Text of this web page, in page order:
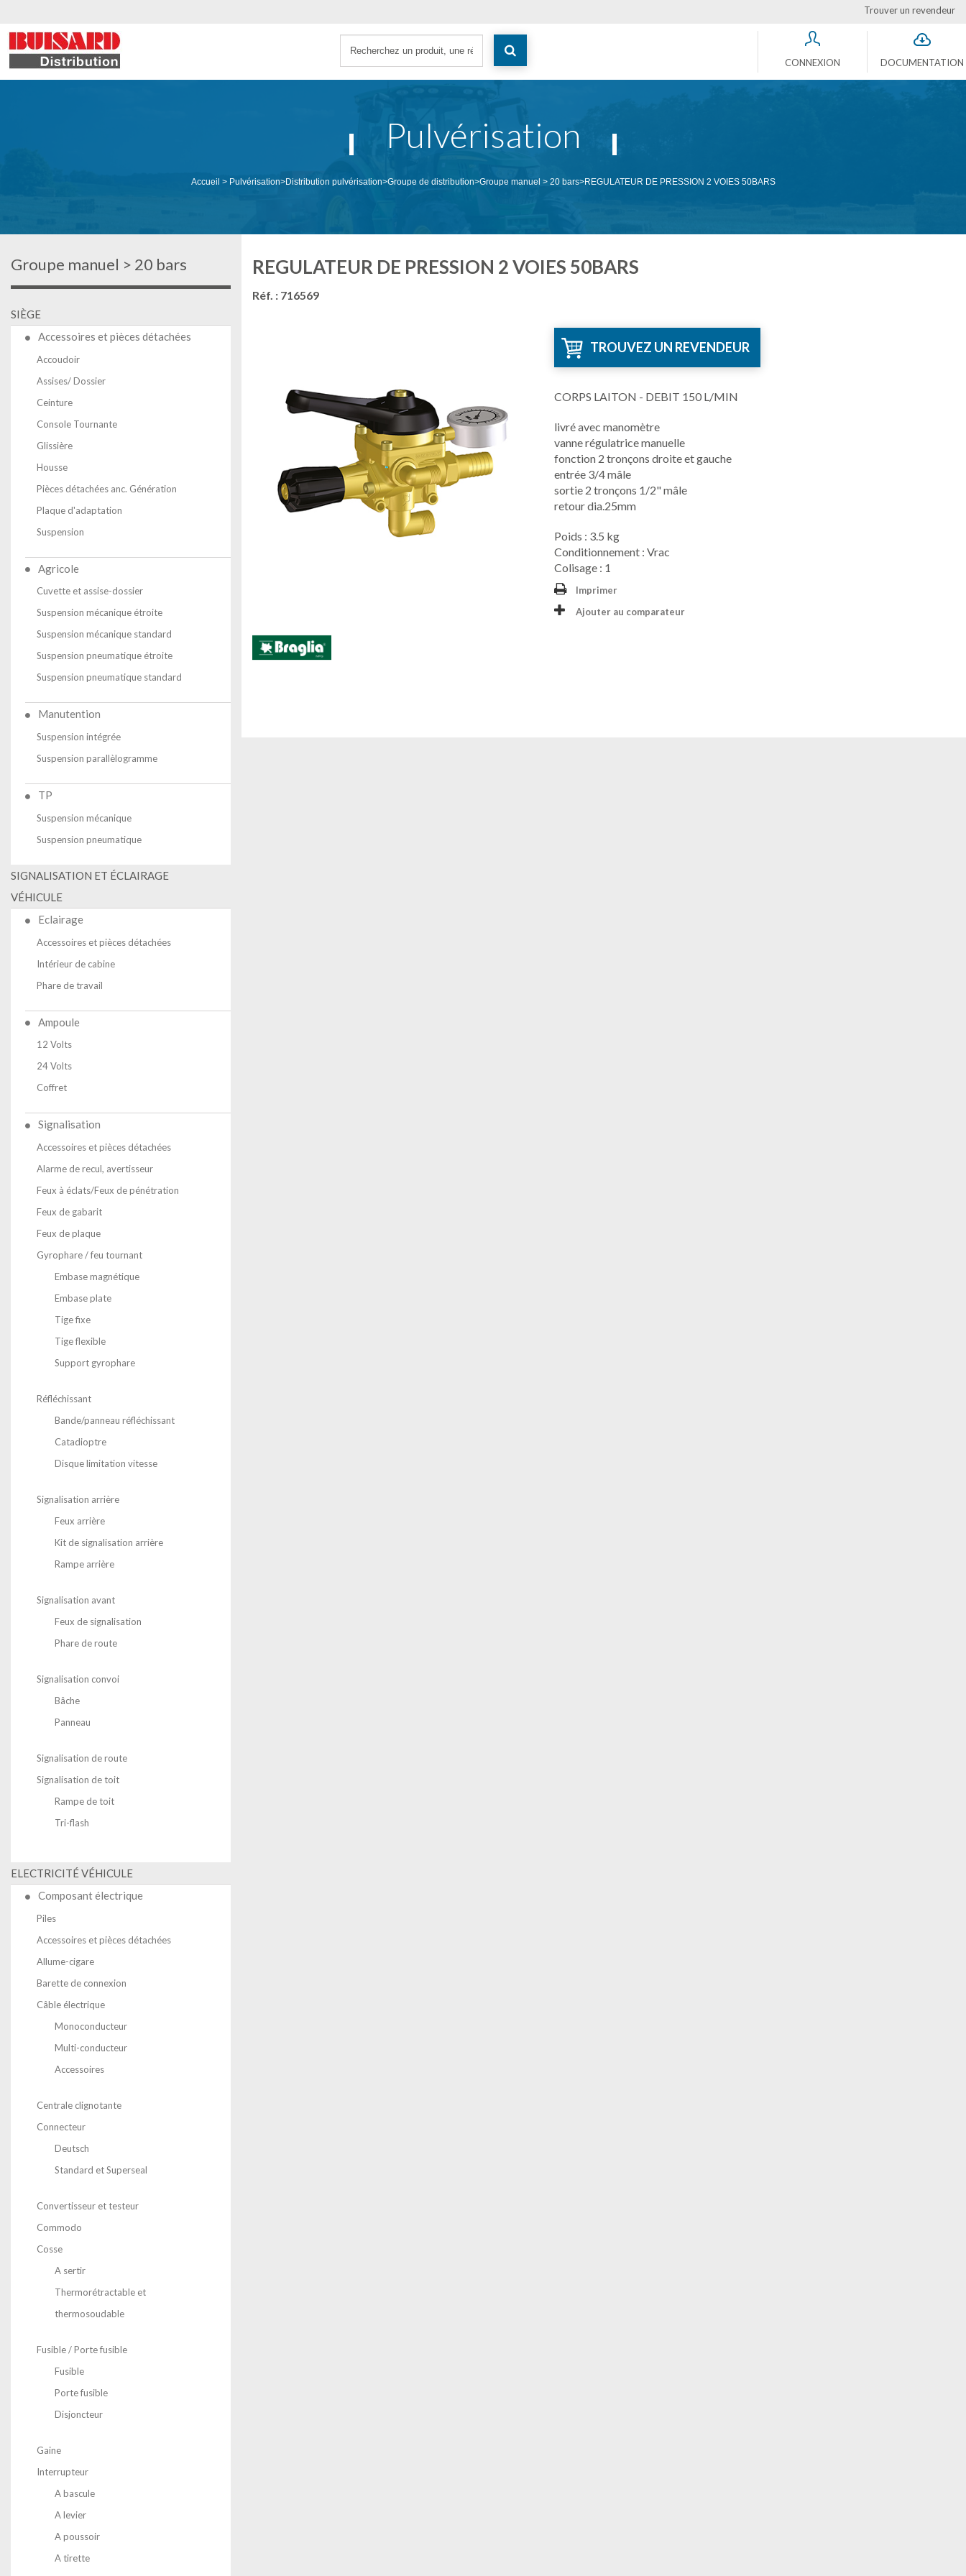
Trouver un revendeur
CONNEXION DOCUMENTATION
Pulvérisation
Accueil > Pulvérisation>Distribution pulvérisation>Groupe de distribution>Groupe manuel > 20 bars>REGULATEUR DE PRESSION 2 VOIES 50BARS
Groupe manuel > 20 bars
SIÈGE
Accessoires et pièces détachées
Accoudoir
Assises/ Dossier
Ceinture
Console Tournante
Glissière
Housse
Pièces détachées anc. Génération
Plaque d'adaptation
Suspension
Agricole
Cuvette et assise-dossier
Suspension mécanique étroite
Suspension mécanique standard
Suspension pneumatique étroite
Suspension pneumatique standard
Manutention
Suspension intégrée
Suspension parallèlogramme
TP
Suspension mécanique
Suspension pneumatique
SIGNALISATION ET ÉCLAIRAGE
VÉHICULE
Eclairage
Accessoires et pièces détachées
Intérieur de cabine
Phare de travail
Ampoule
12 Volts
24 Volts
Coffret
Signalisation
Accessoires et pièces détachées
Alarme de recul, avertisseur
Feux à éclats/Feux de pénétration
Feux de gabarit
Feux de plaque
Gyrophare / feu tournant
Embase magnétique
Embase plate
Tige fixe
Tige flexible
Support gyrophare
Réfléchissant
Bande/panneau réfléchissant
Catadioptre
Disque limitation vitesse
Signalisation arrière
Feux arrière
Kit de signalisation arrière
Rampe arrière
Signalisation avant
Feux de signalisation
Phare de route
Signalisation convoi
Bâche
Panneau
Signalisation de route
Signalisation de toit
Rampe de toit
Tri-flash
ELECTRICITÉ VÉHICULE
Composant électrique
Piles
Accessoires et pièces détachées
Allume-cigare
Barette de connexion
Câble électrique
Monoconducteur
Multi-conducteur
Accessoires
Centrale clignotante
Connecteur
Deutsch
Standard et Superseal
Convertisseur et testeur
Commodo
Cosse
A sertir
Thermorétractable et
thermosoudable
Fusible / Porte fusible
Fusible
Porte fusible
Disjoncteur
Gaine
Interrupteur
A bascule
A levier
A poussoir
A tirette
REGULATEUR DE PRESSION 2 VOIES 50BARS
Réf. : 716569
TROUVEZ UN REVENDEUR
CORPS LAITON - DEBIT 150 L/MIN
livré avec manomètre
vanne régulatrice manuelle
fonction 2 tronçons droite et gauche
entrée 3/4 mâle
sortie 2 tronçons 1/2" mâle
retour dia.25mm
Poids : 3.5 kg
Conditionnement : Vrac
Colisage : 1
Imprimer
Ajouter au comparateur